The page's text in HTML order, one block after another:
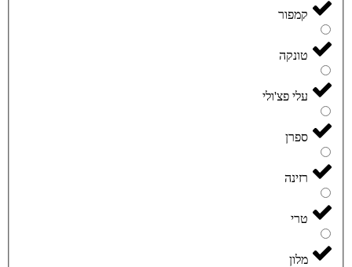
קמפור
טונקה
עלי פצ'ולי
ספרן
רזינה
טרי
מלון